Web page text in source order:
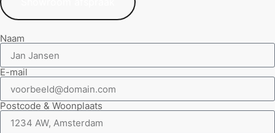
Naam
E-mail
Postcode & Woonplaats